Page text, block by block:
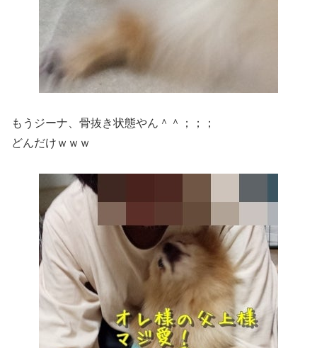
もうジーナ、骨抜き状態やん＾＾；；；
どんだけｗｗｗ